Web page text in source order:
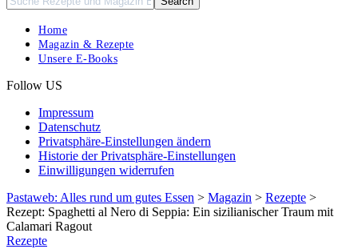
Home
Magazin & Rezepte
Unsere E-Books
Follow US
Impressum
Datenschutz
Privatsphäre-Einstellungen ändern
Historie der Privatsphäre-Einstellungen
Einwilligungen widerrufen
Pastaweb: Alles rund um gutes Essen > Magazin > Rezepte >
Rezept: Spaghetti al Nero di Seppia: Ein sizilianischer Traum mit
Calamari Ragout
Rezepte